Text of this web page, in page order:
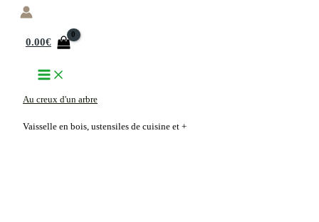
Aller
0.00€
Au creux d'un arbre
Vaisselle en bois, ustensiles de cuisine et +